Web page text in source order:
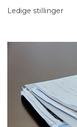
Ledige stillinger